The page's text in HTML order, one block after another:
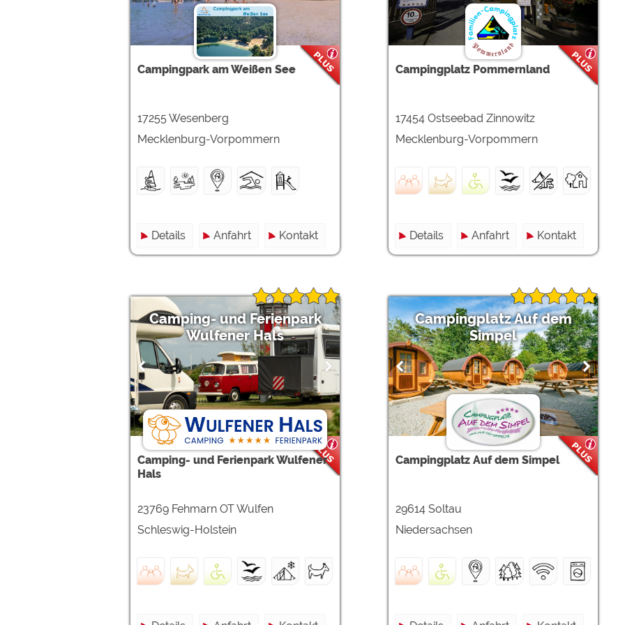
Campingpark am Weißen See
17255 Wesenberg
Mecklenburg-Vorpommern
Details Anfahrt Kontakt
Campingplatz Pommernland
17454 Ostseebad Zinnowitz
Mecklenburg-Vorpommern
Details Anfahrt Kontakt
Camping- und Ferienpark
Wulfener Hals
Camping- und Ferienpark Wulfener
Hals
23769 Fehmarn OT Wulfen
Schleswig-Holstein
Campingplatz Auf dem
Simpel
Campingplatz Auf dem Simpel
29614 Soltau
Niedersachsen
Google reCAPTCHA (Formulare)
https://policies.google.com/privacy
Statistiken
Google Analytics https://policies.google.com/privacy
Marketing
Google Ads
https://policies.google.com/privacy
Google Remarketing
https://policies.google.com/privacy